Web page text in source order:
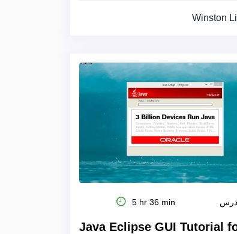
Winston
5 hr 36 min
Java Eclipse GUI Tutorial